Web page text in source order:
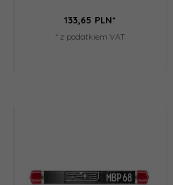
133,65 PLN*
* z podatkiem VAT